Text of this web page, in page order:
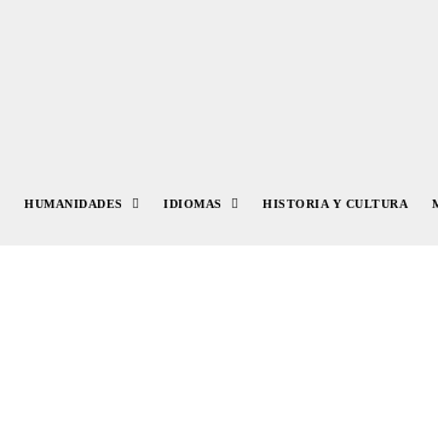
HUMANIDADES IDIOMAS HISTORIA Y CULTURA